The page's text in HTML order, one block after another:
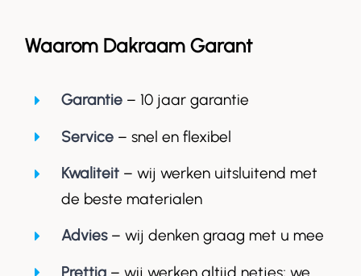
Waarom Dakraam Garant
Garantie– 10 jaar garantie
Service – snel en flexibel
Kwaliteit– wij werken uitsluitend met
de beste materialen
Advies– wij denken graag met u mee
Prettig– wij werken altijd netjes; we